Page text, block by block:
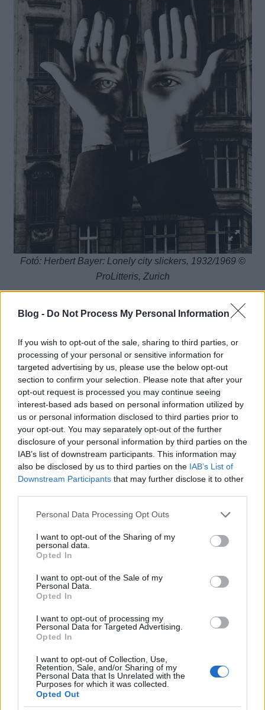
Blog - Do Not Process My Personal Information
If you wish to opt-out of the sale, sharing to third parties, or
processing of your personal or sensitive information for
targeted advertising by us, please use the below opt-out
section to confirm your selection. Please note that after your
opt-out request is processed you may continue seeing
interest-based ads based on personal information utilized by
us or personal information disclosed to third parties prior to
your opt-out. You may separately opt-out of the further
disclosure of your personal information by third parties on the
IAB’s list of downstream participants. This information may
also be disclosed by us to third parties on the IAB’s List of
Downstream Participants that may further disclose it to other
Please note that this website/app uses one or more Google
not limited to your visit or usage behaviour. You may click to
grant or deny consent to Google and its third-party tags to
use your data for below specified purposes in below Google
consent section.
Personal Data Processing Opt Outs
I want to opt-out of the Sharing of my
personal data.
Opted In
I want to opt-out of the Sale of my
Personal Data.
Opted In
I want to opt-out of processing my
Personal Data for Targeted Advertising.
Opted In
I want to opt-out of Collection, Use,
Retention, Sale, and/or Sharing of my
Personal Data that Is Unrelated with the
Purposes for which it was collected.
Opted Out
Fotó: Herbert Bayer: Lonely city slickers, 1932/1969 ©
ProLitteris, Zurich
(forrás: artblart.com)
Moholy-Nagy László fotóibólITTtalálsz egy válogatást.
kiállítás fotótörténet
brassai
man ray
josef sudek
frantisek drtikol
erwin blumenfeld
herbert bayer
Ajánlott bejegyzések: